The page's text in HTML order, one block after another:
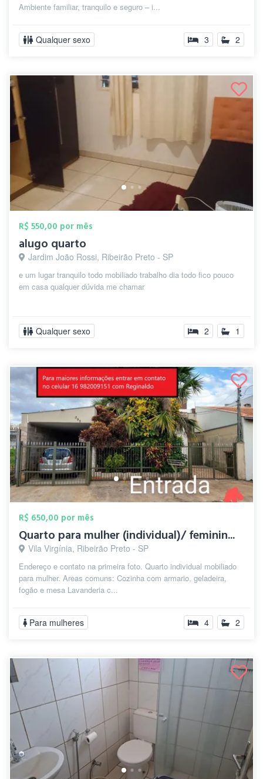
Ambiente familiar, tranquilo e seguro – i...
Qualquer sexo 3 2
R$ 550,00 por mês
alugo quarto
Jardim João Rossi, Ribeirão Preto - SP
e um lugar tranquilo todo mobiliado trabalho dia todo fico pouco
em casa qualquer dúvida me chamar
Qualquer sexo 2 1
R$ 650,00 por mês
Quarto para mulher (individual)/ feminin...
Vila Virgínia, Ribeirão Preto - SP
Endereço e contato na primeira foto. Quarto individual mobiliado
para mulher. Areas comuns: Cozinha com armario, geladeira,
fogão e mesa Lavanderia c...
Para mulheres 4 2